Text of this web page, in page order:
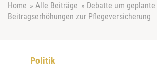
Home » Alle Beiträge » Debatte um geplante
Beitragserhöhungen zur Pflegeversicherung
Politik